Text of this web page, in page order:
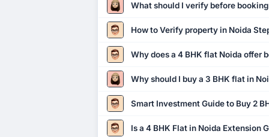
What should I verify before
How to Verify property in Noida
Why does a 4 BHK flat Noida offer
Why should I buy a 3 BHK flat in
Smart Investment Guide to Buy 2
Is a 4 BHK Flat in Noida Extension